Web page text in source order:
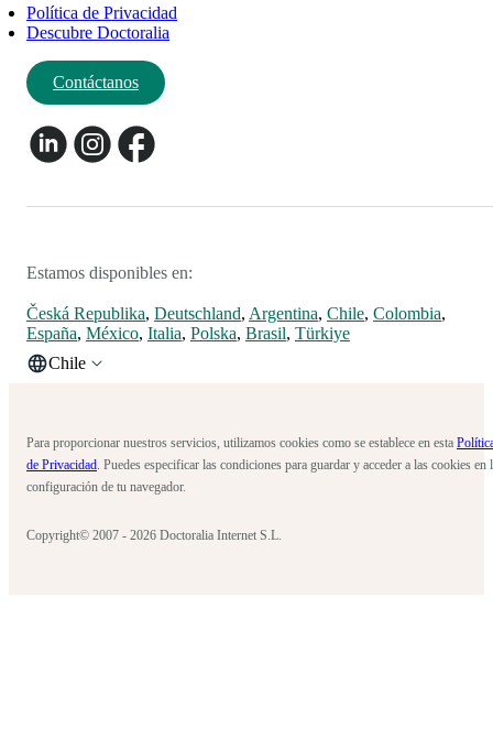
Política de Privacidad
Descubre Doctoralia
Contáctanos
Estamos disponibles en:
Česká Republika, Deutschland, Argentina, Chile, Colombia,
España, México, Italia, Polska, Brasil, Türkiye
Chile
Para proporcionar nuestros servicios, utilizamos cookies como se establece en esta
de Privacidad . Puedes especificar las condiciones para guardar y acceder a las cookies en
configuración de tu navegador.
Copyright© 2007 - 2026 Doctoralia Internet S.L.